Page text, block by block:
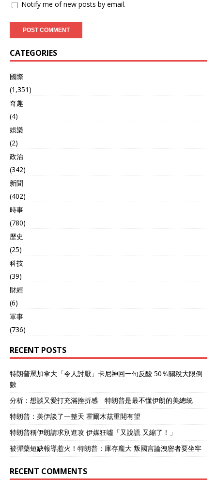
Notify me of new posts by email.
CATEGORIES
國際
(1,351)
奇趣
(4)
娛樂
(2)
政治
(342)
新聞
(402)
時事
(780)
歷史
(25)
科技
(39)
財經
(6)
軍事
(736)
RECENT POSTS
特朗普罵加拿大「令人討厭」卡尼神回一句反酸 50％關稅大限倒
數
分析：想談又愛打充滿挫折感 特朗普是最不懂伊朗的美總統
特朗普：美伊談了一整天 霍爾木茲重開有望
特朗普稱伊朗請求別進攻 伊媒狂噓「又說謊 又縮了！」
被彈藥短缺報導惹火！特朗普：庫存龐大 叛國言論洩密者要坐牢
RECENT COMMENTS